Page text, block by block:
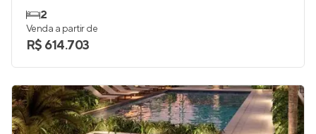
2
Venda a partir de
R$ 614.703